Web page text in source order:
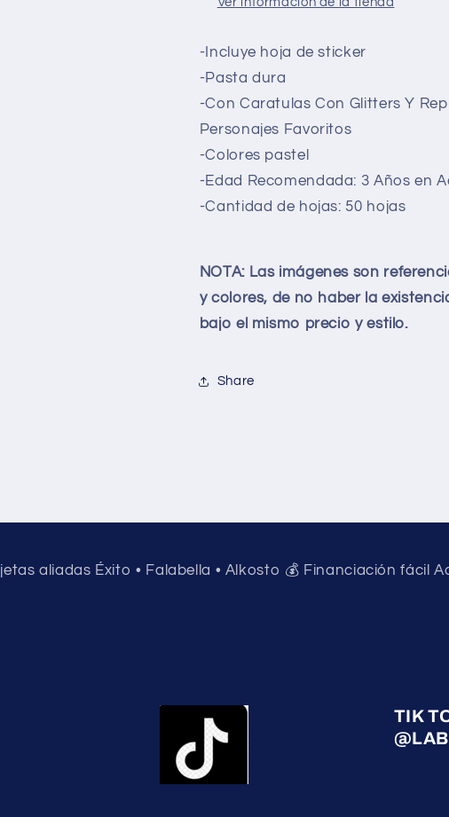
#2
#2
-Incluye hoja de sticker
-Pasta dura
-Con Caratulas Con Glitters Y
Personajes Favoritos
-Colores pastel
-Edad Recomendada: 3 Años en
-Cantidad de hojas: 50 hojas
NOTA: Las imágenes son
y colores, de no haber la
bajo el mismo precio y estilo.
Share
aliadas Éxito • Falabella • Alkosto 💰 Financiación fácil
TIK